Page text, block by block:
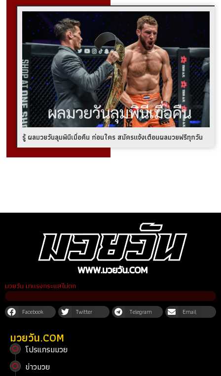
รู้ ผลมวยวันลุมพินีเมื่อคืน ก่อนใคร สมัครแจ้งเตือนผลมวยฟรีทุกวัน
มวยวัน มาแรงกระแสไม่ตก
Facebook Twitter Telegram Email
มวยวัน.COM
โปรแกรมมวย
ข่าวมวย